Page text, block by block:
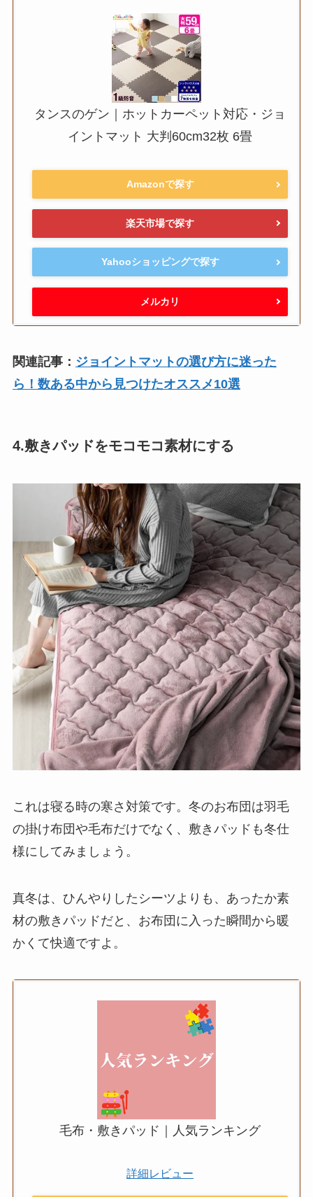
タンスのゲン｜ホットカーペット対応・ジョ
イントマット 大判60cm32枚 6畳
Amazonで探す
楽天市場で探す
Yahooショッピングで探す
メルカリ
関連記事： ジョイントマットの選び方に迷った
ら！数ある中から見つけたオススメ10選
4.敷きパッドをモコモコ素材にする
これは寝る時の寒さ対策です。冬のお布団は羽毛
の掛け布団や毛布だけでなく、敷きパッドも冬仕
様にしてみましょう。
真冬は、ひんやりしたシーツよりも、あったか素
材の敷きパッドだと、お布団に入った瞬間から暖
かくて快適ですよ。
毛布・敷きパッド｜人気ランキング
詳細レビュー